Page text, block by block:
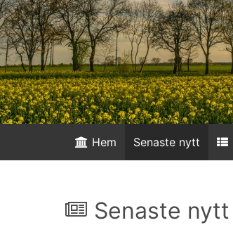
Hem Senaste nytt
Senaste nytt